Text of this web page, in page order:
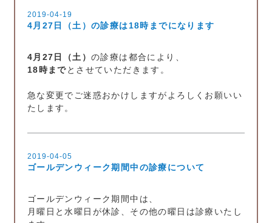
2019-04-19
4月27日（土）の診療は18時までになります
4月27日（土） の診療は都合により、
18時までとさせていただきます。
急な変更でご迷惑おかけしますがよろしくお願いい
たします。
2019-04-05
ゴールデンウィーク期間中の診療について
ゴールデンウィーク期間中は、
月曜日と水曜日が休診、その他の曜日は診療いたし